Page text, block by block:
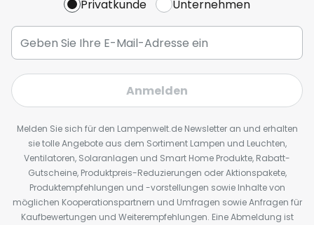
Privatkunde Unternehmen
Anmelden
Melden Sie sich für den Lampenwelt.de Newsletter an und erhalten
sie tolle Angebote aus dem Sortiment Lampen und Leuchten,
Ventilatoren, Solaranlagen und Smart Home Produkte, Rabatt-
Gutscheine, Produktpreis-Reduzierungen oder Aktionspakete,
Produktempfehlungen und -vorstellungen sowie Inhalte von
möglichen Kooperationspartnern und Umfragen sowie Anfragen für
Kaufbewertungen und Weiterempfehlungen. Eine Abmeldung ist